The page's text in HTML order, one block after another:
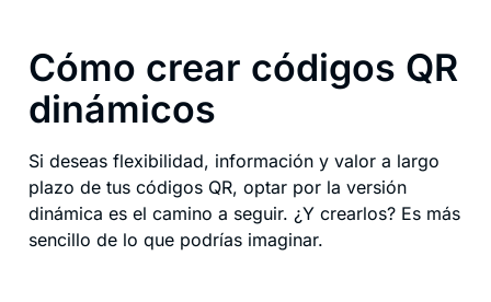
Cómo crear códigos QR
dinámicos
Si deseas flexibilidad, información y valor a largo
plazo de tus códigos QR, optar por la versión
dinámica es el camino a seguir. ¿Y crearlos? Es más
sencillo de lo que podrías imaginar.